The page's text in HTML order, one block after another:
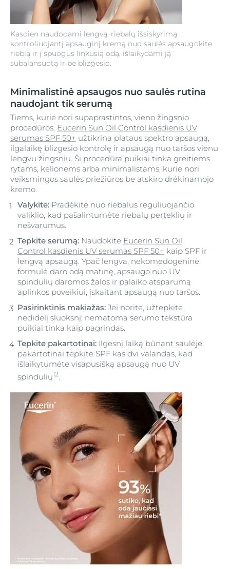
Kasdien naudodami lengvą, riebalų išsiskyrimą
kontroliuojantį apsauginį kremą nuo saulės apsaugokite
riebią ir į spuogus linkusią odą, išlaikydami ją
subalansuotą ir be blizgesio.
Minimalistinė apsaugos nuo saulės rutina
naudojant tik serumą
Tiems, kurie nori supaprastintos, vieno žingsnio
procedūros, Eucerin Sun Oil Control kasdienis UV
serumas SPF 50+ užtikrina plataus spektro apsaugą,
ilgalaikę blizgesio kontrolę ir apsaugą nuo taršos vienu
lengvu žingsniu. Ši procedūra puikiai tinka greitiems
rytams, kelionėms arba minimalistams, kurie nori
veiksmingos saulės priežiūros be atskiro drėkinamojo
kremo.
Valykite: Pradėkite nuo riebalus reguliuojančio
valiklio, kad pašalintumėte riebalų perteklių ir
nešvarumus.
Tepkite serumą: Naudokite Eucerin Sun Oil
Control kasdienis UV serumas SPF 50+ kaip SPF ir
lengvą apsaugą. Ypač lengva, nekomedogeninė
formulė daro odą matinę, apsaugo nuo UV
spindulių daromos žalos ir palaiko atsparumą
aplinkos poveikiui, įskaitant apsaugą nuo taršos.
Pasirinktinis makiažas: Jei norite, užtepkite
nedidelį sluoksnį; nematoma serumo tekstūra
puikiai tinka kaip pagrindas.
Tepkite pakartotinai: Ilgesnį laiką būnant saulėje,
pakartotinai tepkite SPF kas dvi valandas, kad
išlaikytumėte visapusišką apsaugą nuo UV
spindulių12.